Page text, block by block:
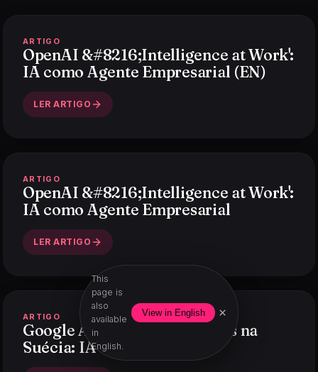
This
page is
also
available
in
English.
View in English ×
ARTIGO
OpenAI &#8216;Intelligence at Work':
IA como Agente Empresarial (EN)
LER ARTIGO
ARTIGO
OpenAI &#8216;Intelligence at Work':
IA como Agente Empresarial
LER ARTIGO
ARTIGO
Google Abre Centro de Dados na
Suécia: IA é o Motivo (EN)